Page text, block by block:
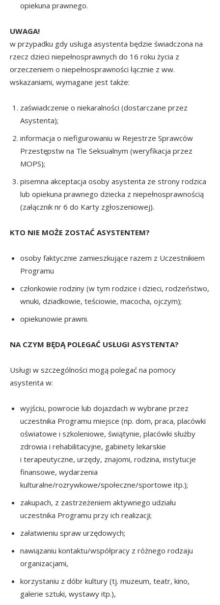
opiekuna prawnego.
UWAGA!
w przypadku gdy usługa asystenta będzie świadczona na
rzecz dzieci niepełnosprawnych do 16 roku życia z
orzeczeniem o niepełnosprawności łącznie z ww.
wskazaniami, wymagane jest także:
zaświadczenie o niekaralności (dostarczane przez
Asystenta);
informacja o niefigurowaniu w Rejestrze Sprawców
Przestępstw na Tle Seksualnym (weryfikacja przez
MOPS);
pisemna akceptacja osoby asystenta ze strony rodzica
lub opiekuna prawnego dziecka z niepełnosprawnością
(załącznik nr 6 do Karty zgłoszeniowej).
KTO NIE MOŻE ZOSTAĆ ASYSTENTEM?
osoby faktycznie zamieszkujące razem z Uczestnikiem
Programu
członkowie rodziny (w tym rodzice i dzieci, rodzeństwo,
wnuki, dziadkowie, teściowie, macocha, ojczym);
opiekunowie prawni.
NA CZYM BĘDĄ POLEGAĆ USŁUGI ASYSTENTA?
Usługi w szczególności mogą polegać na pomocy
asystenta w:
wyjściu, powrocie lub dojazdach w wybrane przez
uczestnika Programu miejsce (np. dom, praca, placówki
oświatowe i szkoleniowe, świątynie, placówki służby
zdrowia i rehabilitacyjne, gabinety lekarskie
i terapeutyczne, urzędy, znajomi, rodzina, instytucje
finansowe, wydarzenia
kulturalne/rozrywkowe/społeczne/sportowe itp.);
zakupach, z zastrzeżeniem aktywnego udziału
uczestnika Programu przy ich realizacji;
załatwieniu spraw urzędowych;
nawiązaniu kontaktu/współpracy z różnego rodzaju
organizacjami,
korzystaniu z dóbr kultury (tj. muzeum, teatr, kino,
galerie sztuki, wystawy itp.),